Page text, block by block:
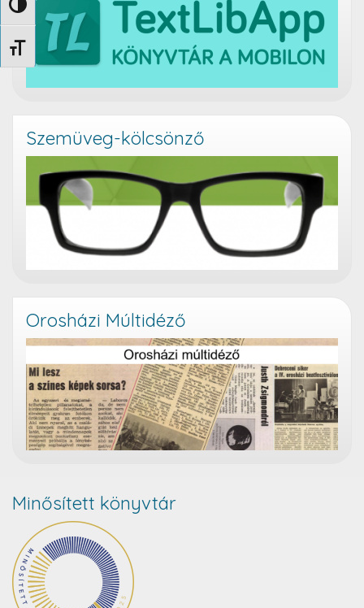
Nagy kontraszt váltása
Betűméret váltása
Szemüveg-kölcsönző
Orosházi Múltidéző
Minősített könyvtár